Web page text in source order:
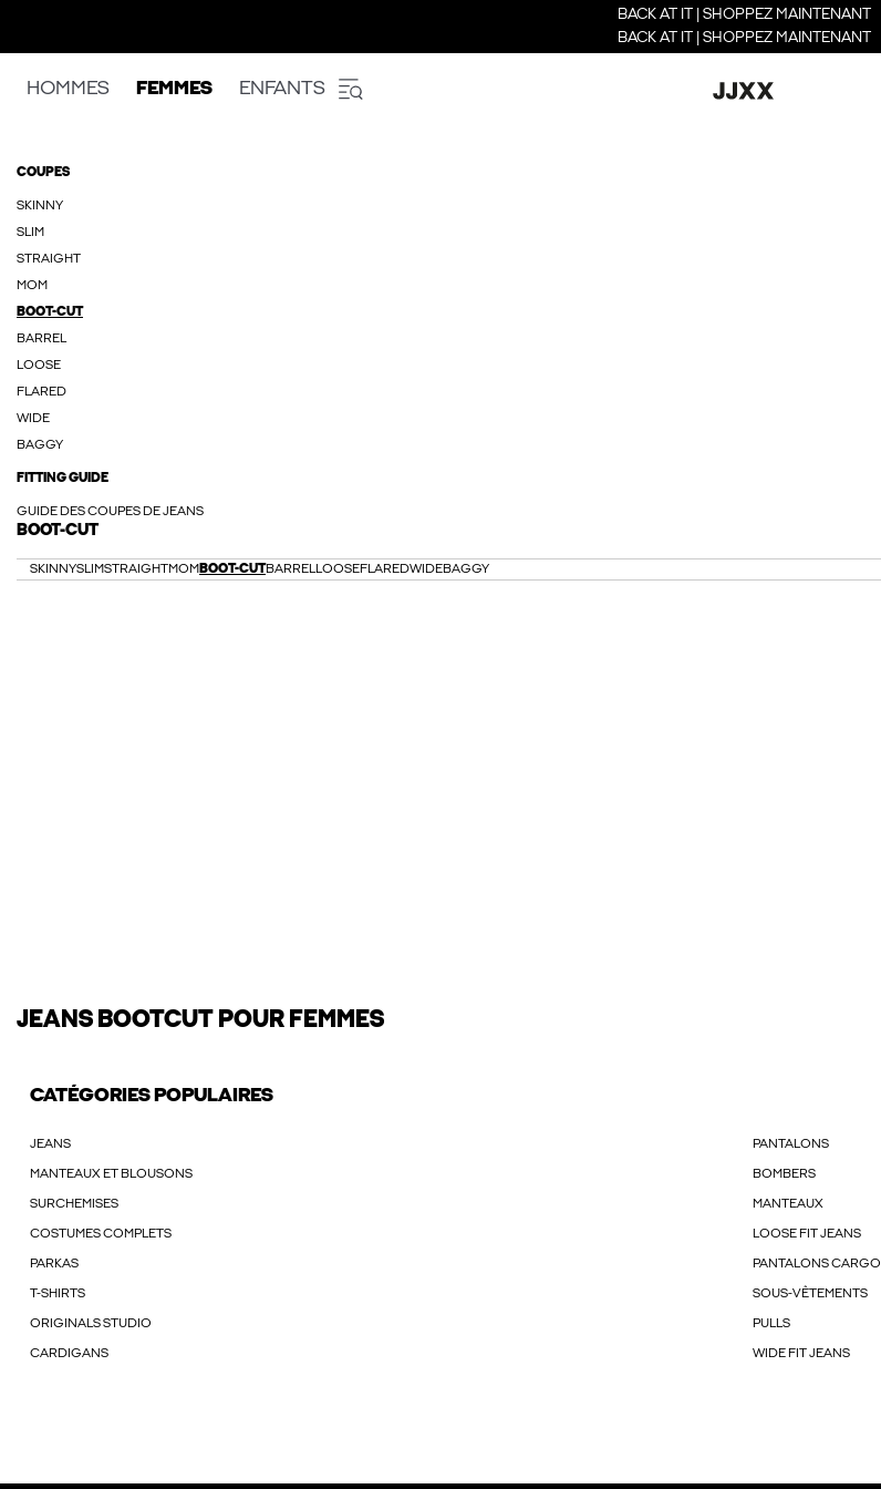
BACK AT IT | SHOPPEZ MAINTENANT
BACK AT IT | SHOPPEZ MAINTENANT
HOMMES FEMMES ENFANTS
COUPES
SKINNY
SLIM
STRAIGHT
MOM
BOOT-CUT
BARREL
LOOSE
FLARED
WIDE
BAGGY
FITTING GUIDE
GUIDE DES COUPES DE JEANS
BOOT-CUT
SKINNYSLIMSTRAIGHTMOM BOOT-CUTBARRELLOOSEFLAREDWIDEBAGGY
JEANS BOOTCUT POUR FEMMES
CATÉGORIES POPULAIRES
JEANS PANTALONS
MANTEAUX ET BLOUSONS BOMBERS
SURCHEMISES MANTEAUX
COSTUMES COMPLETS LOOSE FIT JEANS
PARKAS PANTALONS CARGO
T-SHIRTS SOUS-VÊTEMENTS
ORIGINALS STUDIO PULLS
CARDIGANS WIDE FIT JEANS